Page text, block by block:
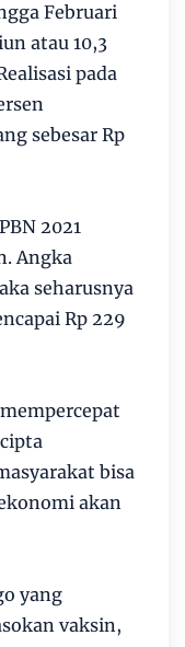
Februari
atau 10,3
pada
sebesar Rp
2021
Angka
seharusnya
Rp 229
bisa
akan
yang
vaksin,